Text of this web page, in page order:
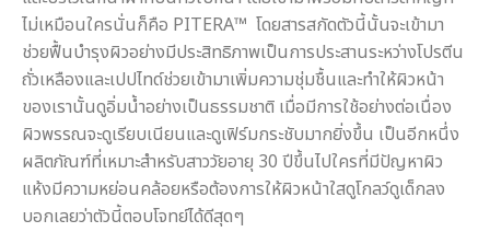
ไม่เหมือนใครนั่นก็คือ PITERA™ โดยสารสกัดตัวนี้นั้นจะเข้ามา
ช่วยฟื้นบำรุงผิวอย่างมีประสิทธิภาพเป็นการประสานระหว่างโปรตีน
ถั่วเหลืองและเปปไทด์ช่วยเข้ามาเพิ่มความชุ่มชื้นและทำให้ผิวหน้า
ของเรานั้นดูอิ่มน้ำอย่างเป็นธรรมชาติ เมื่อมีการใช้อย่างต่อเนื่อง
ผิวพรรณจะดูเรียบเนียนและดูเฟิร์มกระชับมากยิ่งขึ้น เป็นอีกหนึ่ง
ผลิตภัณฑ์ที่เหมาะสำหรับสาววัยอายุ 30 ปีขึ้นไปใครที่มีปัญหาผิว
แห้งมีความหย่อนคล้อยหรือต้องการให้ผิวหน้าใสดูโกลว์ดูเด็กลง
บอกเลยว่าตัวนี้ตอบโจทย์ได้ดีสุดๆ